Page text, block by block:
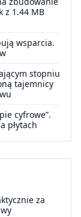
z 1.44 MB
wsparcia.
stopniu
tajemnicy
cyfrowe”.
płytach
za